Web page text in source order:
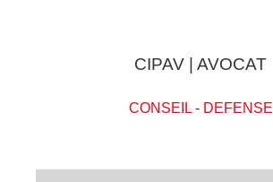
CIPAV | AVOCAT
CONSEIL- DEFENSE